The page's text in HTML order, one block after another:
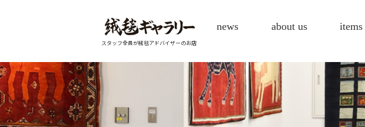
スタッフ全員が絨毯アドバイザーのお店
news about us items